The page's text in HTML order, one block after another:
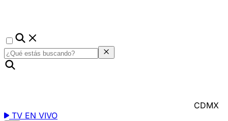
CDMX
TV EN VIVO